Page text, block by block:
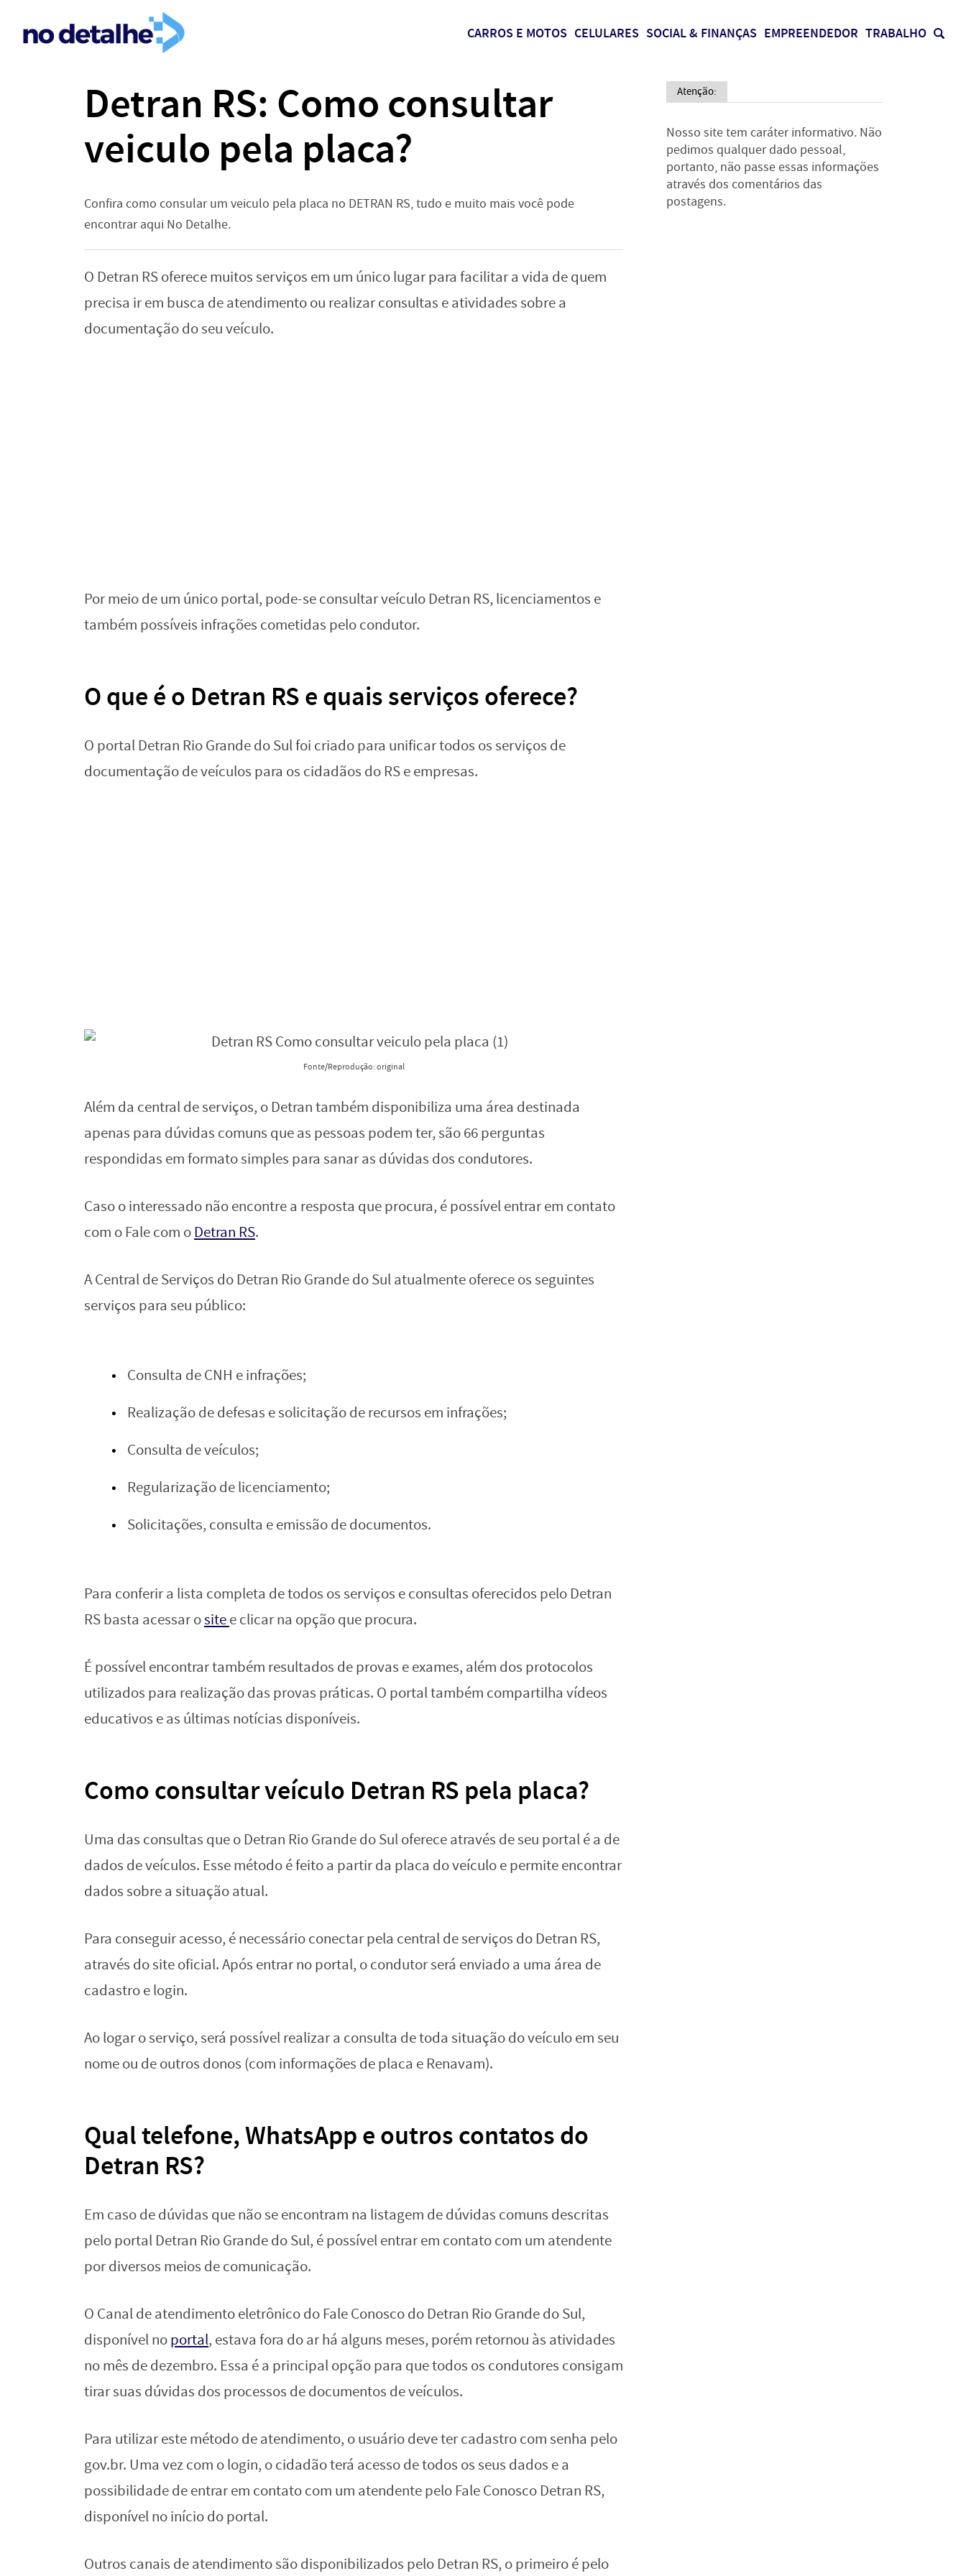
CARROS E MOTOS CELULARES SOCIAL & FINANÇAS EMPREENDEDOR TRABALHO
Detran RS: Como consultar
veiculo pela placa?
Confira como consular um veiculo pela placa no DETRAN RS, tudo e muito mais você pode
encontrar aqui No Detalhe.
O Detran RS oferece muitos serviços em um único lugar para facilitar a vida de quem
precisa ir em busca de atendimento ou realizar consultas e atividades sobre a
documentação do seu veículo.
Por meio de um único portal, pode-seconsultar veículo Detran RS, licenciamentos e
também possíveis infrações cometidas pelo condutor.
O que é o Detran RS e quais serviços oferece?
O portal Detran Rio Grande do Sul foi criado para unificar todos os serviços de
documentação de veículos para os cidadãos do RS e empresas.
Fonte/Reprodução: original
Além da central de serviços, o Detran também disponibiliza uma área destinada
apenas para dúvidas comuns que as pessoas podem ter, são 66 perguntas
respondidas em formato simples para sanar as dúvidas dos condutores.
Caso o interessado não encontre a resposta que procura, é possível entrar em contato
com o Fale com oDetran RS.
A Central de Serviços do Detran Rio Grande do Sul atualmente oferece os seguintes
serviços para seu público:
Consulta de CNH e infrações;
Realização de defesas e solicitação de recursos em infrações;
Consulta de veículos;
Regularização de licenciamento;
Solicitações, consulta e emissão de documentos.
Para conferir a lista completa de todos os serviços e consultas oferecidos pelo Detran
RS basta acessar ositee clicar na opção que procura.
É possível encontrar também resultados de provas e exames, além dos protocolos
utilizados para realização das provas práticas. O portal também compartilha vídeos
educativos e as últimas notícias disponíveis.
Como consultar veículo Detran RS pela placa?
Uma das consultas que o Detran Rio Grande do Sul oferece através de seu portal é a de
dados de veículos. Esse método é feito a partir da placa do veículo e permite encontrar
dados sobre a situação atual.
Para conseguir acesso, é necessário conectar pela central de serviços do Detran RS,
através do site oficial. Após entrar no portal, o condutor será enviado a uma área de
cadastro e login.
Ao logar o serviço, será possível realizar a consulta de toda situação do veículo em seu
nome ou de outros donos (com informações de placa e Renavam).
Qual telefone, WhatsApp e outros contatos do
Detran RS?
Em caso de dúvidas que não se encontram na listagem de dúvidas comuns descritas
pelo portal Detran Rio Grande do Sul, é possível entrar em contato com um atendente
por diversos meios de comunicação.
O Canal de atendimento eletrônico do Fale Conosco do Detran Rio Grande do Sul,
disponível noportal, estava fora do ar há alguns meses, porém retornou às atividades
no mês de dezembro. Essa é a principal opção para que todos os condutores consigam
tirar suas dúvidas dos processos de documentos de veículos.
Para utilizar este método de atendimento, o usuário deve ter cadastro com senha pelo
gov.br. Uma vez com o login, o cidadão terá acesso de todos os seus dados e a
possibilidade de entrar em contato com um atendente pelo Fale Conosco Detran RS,
disponível no início do portal.
Outros canais de atendimento são disponibilizados pelo Detran RS, o primeiro é pelo
Atenção:
Nosso site tem caráter informativo. Não
pedimos qualquer dado pessoal,
portanto, não passe essas informações
através dos comentários das
postagens.